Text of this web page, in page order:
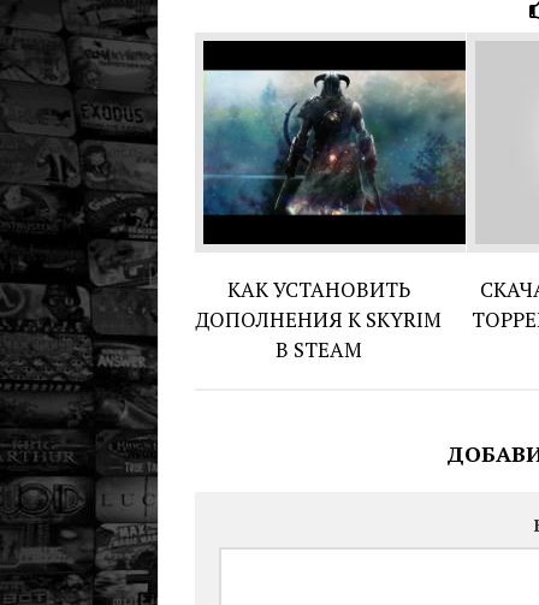
КАК УСТАНОВИТЬ
ДОПОЛНЕНИЯ К SKYRIM
В STEAM